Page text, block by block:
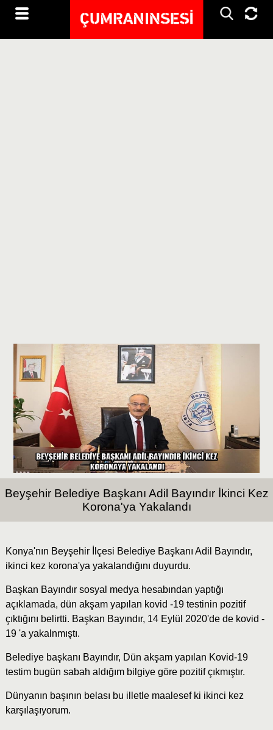
Beyşehir Belediye Başkanı Adil Bayındır İkinci Kez
Korona'ya Yakalandı
Konya'nın Beyşehir İlçesi Belediye Başkanı Adil Bayındır,
ikinci kez korona'ya yakalandığını duyurdu.
Başkan Bayındır sosyal medya hesabından yaptığı
açıklamada, dün akşam yapılan kovid -19 testinin pozitif
çıktığını belirtti. Başkan Bayındır, 14 Eylül 2020'de de kovid -
19 'a yakalnmıştı.
Belediye başkanı Bayındır, Dün akşam yapılan Kovid-19
testim bugün sabah aldığım bilgiye göre pozitif çıkmıştır.
Dünyanın başının belası bu illetle maalesef ki ikinci kez
karşılaşıyorum.